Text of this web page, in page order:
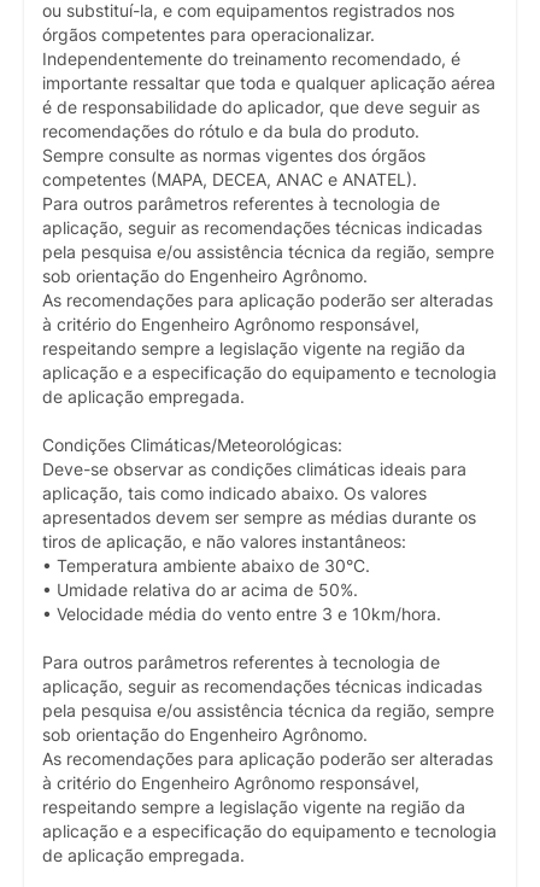
ou substituí-la, e com equipamentos registrados nos
órgãos competentes para operacionalizar.
Independentemente do treinamento recomendado, é
importante ressaltar que toda e qualquer aplicação aérea
é de responsabilidade do aplicador, que deve seguir as
recomendações do rótulo e da bula do produto.
Sempre consulte as normas vigentes dos órgãos
competentes (MAPA, DECEA, ANAC e ANATEL).
Para outros parâmetros referentes à tecnologia de
aplicação, seguir as recomendações técnicas indicadas
pela pesquisa e/ou assistência técnica da região, sempre
sob orientação do Engenheiro Agrônomo.
As recomendações para aplicação poderão ser alteradas
à critério do Engenheiro Agrônomo responsável,
respeitando sempre a legislação vigente na região da
aplicação e a especificação do equipamento e tecnologia
de aplicação empregada.
Condições Climáticas/Meteorológicas:
Deve-se observar as condições climáticas ideais para
aplicação, tais como indicado abaixo. Os valores
apresentados devem ser sempre as médias durante os
tiros de aplicação, e não valores instantâneos:
• Temperatura ambiente abaixo de 30°C.
• Umidade relativa do ar acima de 50%.
• Velocidade média do vento entre 3 e 10km/hora.
Para outros parâmetros referentes à tecnologia de
aplicação, seguir as recomendações técnicas indicadas
pela pesquisa e/ou assistência técnica da região, sempre
sob orientação do Engenheiro Agrônomo.
As recomendações para aplicação poderão ser alteradas
à critério do Engenheiro Agrônomo responsável,
respeitando sempre a legislação vigente na região da
aplicação e a especificação do equipamento e tecnologia
de aplicação empregada.